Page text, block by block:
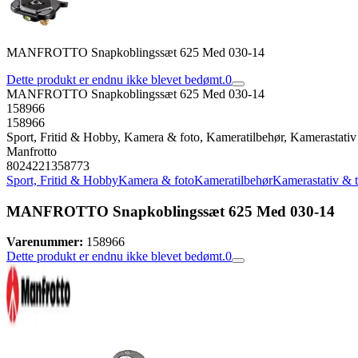
MANFROTTO Snapkoblingssæt 625 Med 030-14
Dette produkt er endnu ikke blevet bedømt.0
MANFROTTO Snapkoblingssæt 625 Med 030-14
158966
158966
Sport, Fritid & Hobby, Kamera & foto, Kameratilbehør,
Manfrotto
8024221358773
Sport, Fritid & HobbyKamera & fotoKameratilbehørKamerastativ &
MANFROTTO Snapkoblingssæt 625 Med 030-14
Varenummer: 158966
Dette produkt er endnu ikke blevet bedømt.0